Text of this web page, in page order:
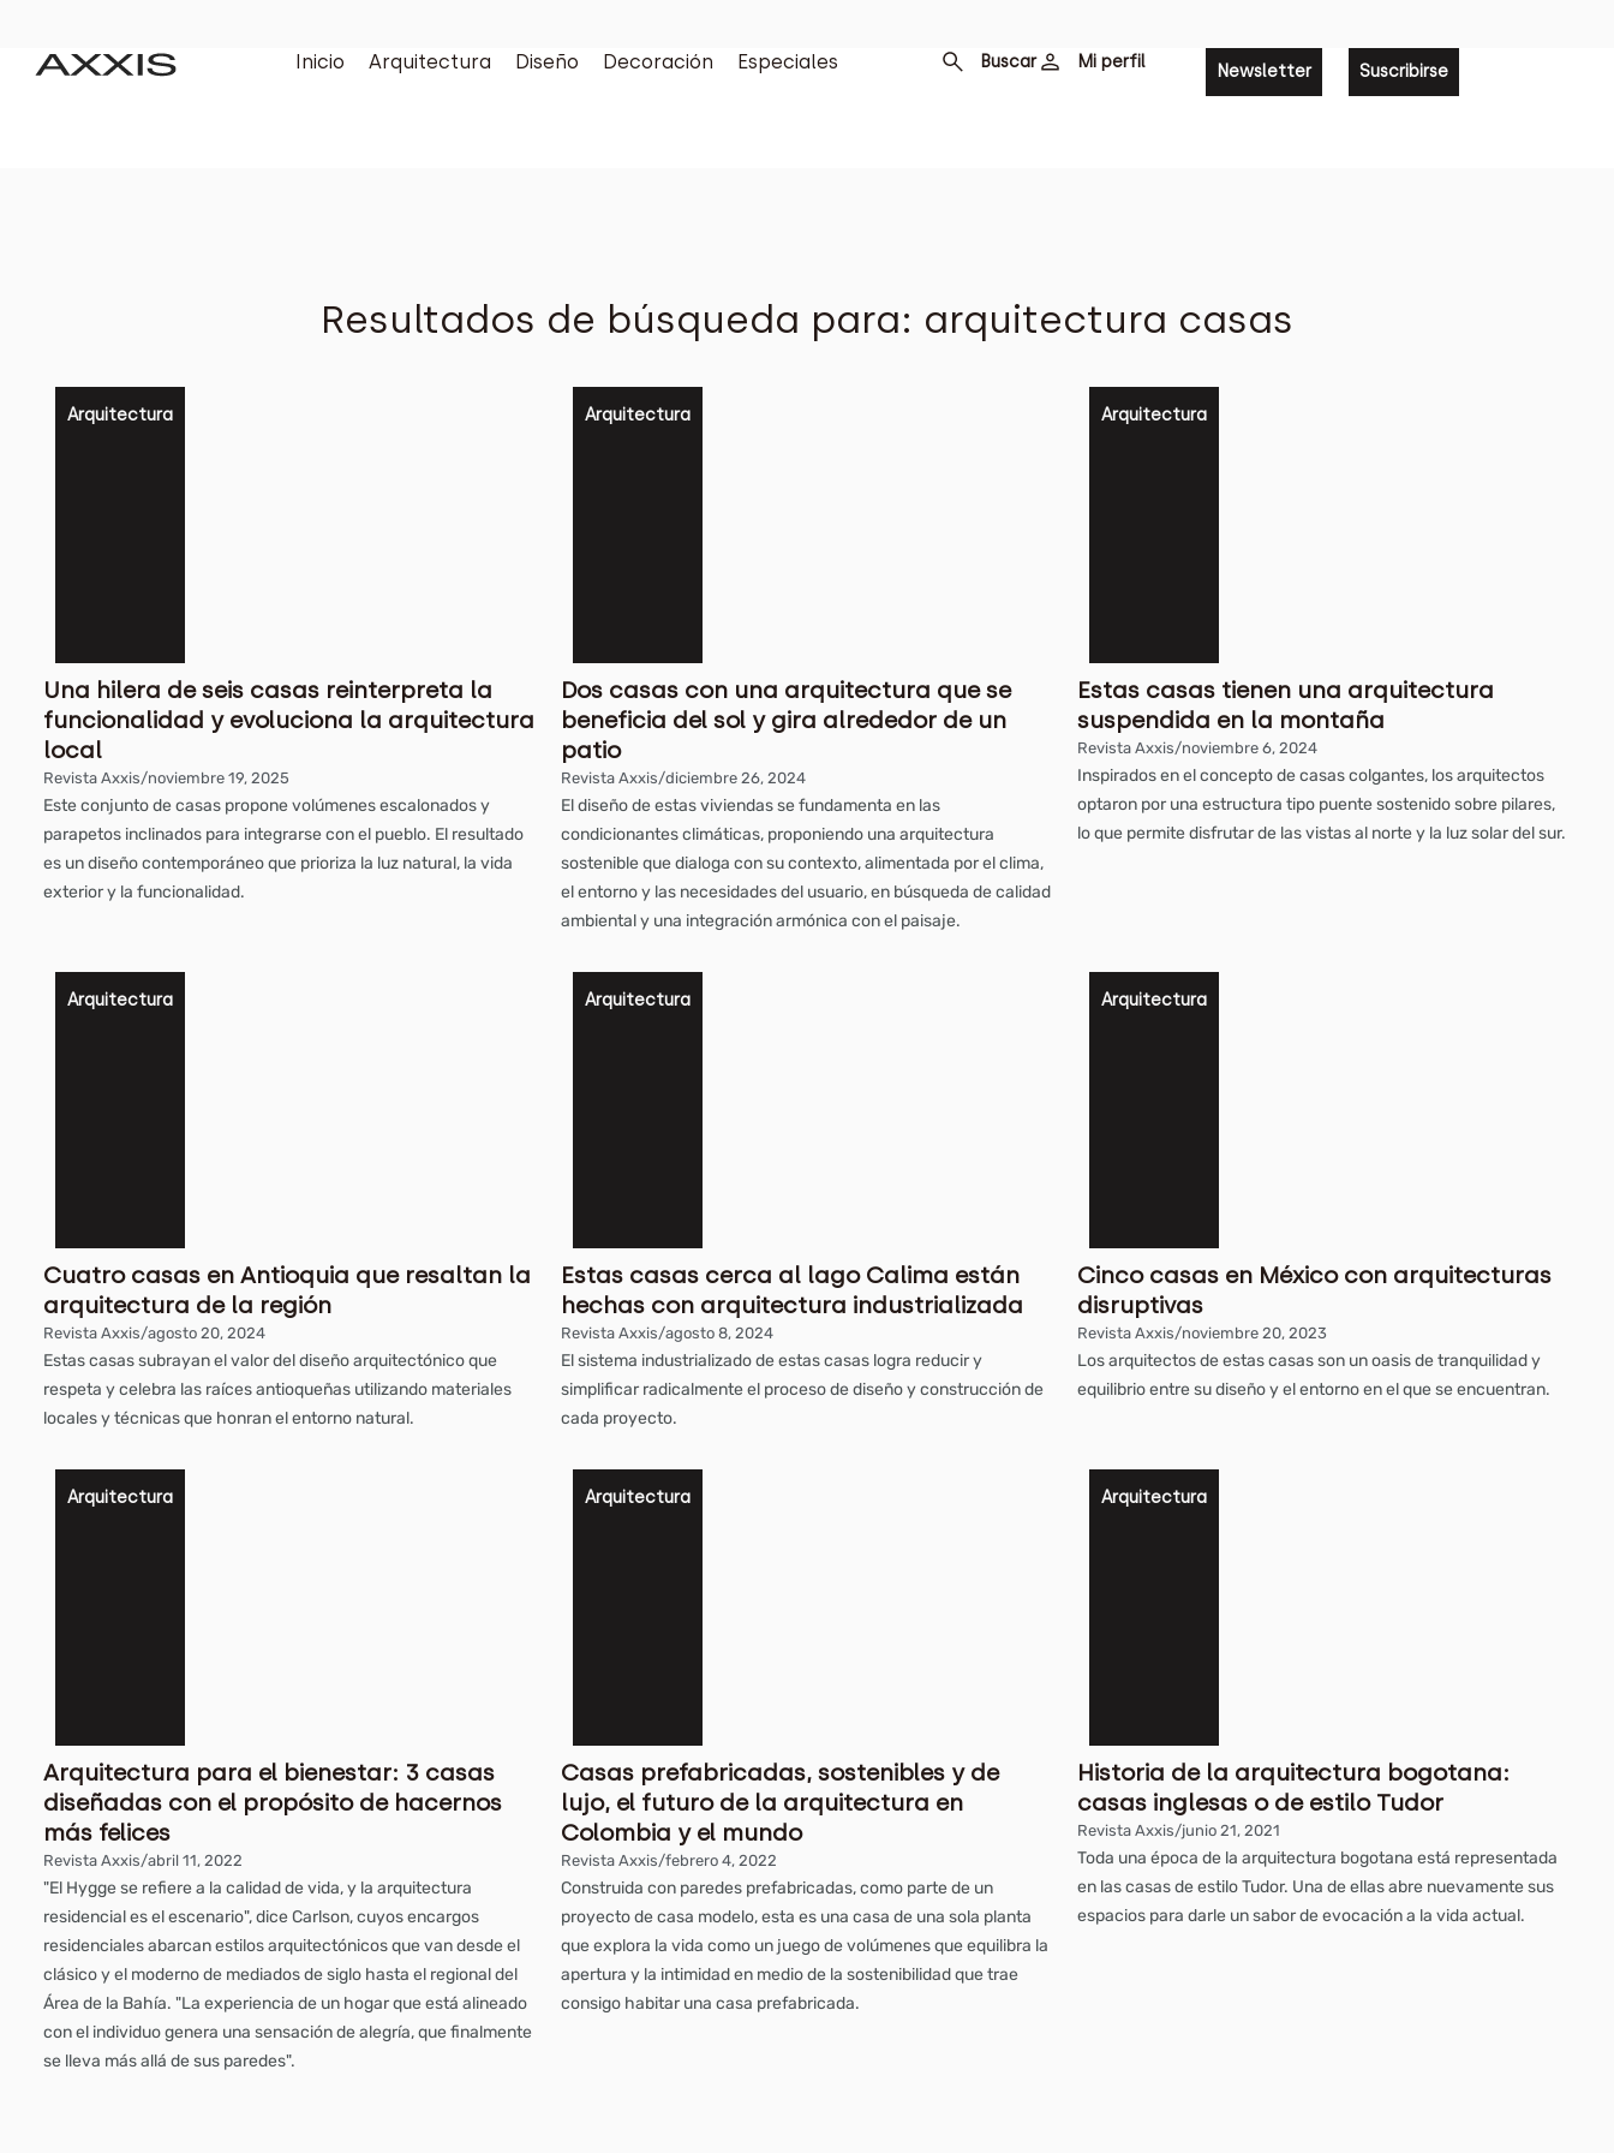
Inicio Arquitectura Diseño Decoración Especiales Buscar Mi perfil Newsletter Suscribirse
Resultados de búsqueda para: arquitectura casas
Arquitectura
Una hilera de seis casas reinterpreta la
funcionalidad y evoluciona la arquitectura
local
Revista Axxis/noviembre 19, 2025
Este conjunto de casas propone volúmenes escalonados y
parapetos inclinados para integrarse con el pueblo. El resultado
es un diseño contemporáneo que prioriza la luz natural, la vida
exterior y la funcionalidad.
Arquitectura
Dos casas con una arquitectura que se
beneficia del sol y gira alrededor de un
patio
Revista Axxis/diciembre 26, 2024
El diseño de estas viviendas se fundamenta en las
condicionantes climáticas, proponiendo una arquitectura
sostenible que dialoga con su contexto, alimentada por el clima,
el entorno y las necesidades del usuario, en búsqueda de calidad
ambiental y una integración armónica con el paisaje.
Arquitectura
Estas casas tienen una arquitectura
suspendida en la montaña
Revista Axxis/noviembre 6, 2024
Inspirados en el concepto de casas colgantes, los arquitectos
optaron por una estructura tipo puente sostenido sobre pilares,
lo que permite disfrutar de las vistas al norte y la luz solar del sur.
Arquitectura
Cuatro casas en Antioquia que resaltan la
arquitectura de la región
Revista Axxis/agosto 20, 2024
Estas casas subrayan el valor del diseño arquitectónico que
respeta y celebra las raíces antioqueñas utilizando materiales
locales y técnicas que honran el entorno natural.
Arquitectura
Estas casas cerca al lago Calima están
hechas con arquitectura industrializada
Revista Axxis/agosto 8, 2024
El sistema industrializado de estas casas logra reducir y
simplificar radicalmente el proceso de diseño y construcción de
cada proyecto.
Arquitectura
Cinco casas en México con arquitecturas
disruptivas
Revista Axxis/noviembre 20, 2023
Los arquitectos de estas casas son un oasis de tranquilidad y
equilibrio entre su diseño y el entorno en el que se encuentran.
Arquitectura
Arquitectura para el bienestar: 3 casas
diseñadas con el propósito de hacernos
más felices
Revista Axxis/abril 11, 2022
"El Hygge se refiere a la calidad de vida, y la arquitectura
residencial es el escenario", dice Carlson, cuyos encargos
residenciales abarcan estilos arquitectónicos que van desde el
clásico y el moderno de mediados de siglo hasta el regional del
Área de la Bahía. "La experiencia de un hogar que está alineado
con el individuo genera una sensación de alegría, que finalmente
se lleva más allá de sus paredes".
Arquitectura
Casas prefabricadas, sostenibles y de
lujo, el futuro de la arquitectura en
Colombia y el mundo
Revista Axxis/febrero 4, 2022
Construida con paredes prefabricadas, como parte de un
proyecto de casa modelo, esta es una casa de una sola planta
que explora la vida como un juego de volúmenes que equilibra la
apertura y la intimidad en medio de la sostenibilidad que trae
consigo habitar una casa prefabricada.
Arquitectura
Historia de la arquitectura bogotana:
casas inglesas o de estilo Tudor
Revista Axxis/junio 21, 2021
Toda una época de la arquitectura bogotana está representada
en las casas de estilo Tudor. Una de ellas abre nuevamente sus
espacios para darle un sabor de evocación a la vida actual.